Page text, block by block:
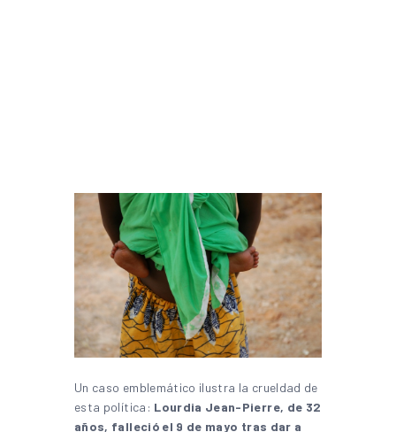
Un caso emblemático ilustra la crueldad de
esta política: Lourdia Jean-Pierre, de 32
años, falleció el 9 de mayo tras dar a